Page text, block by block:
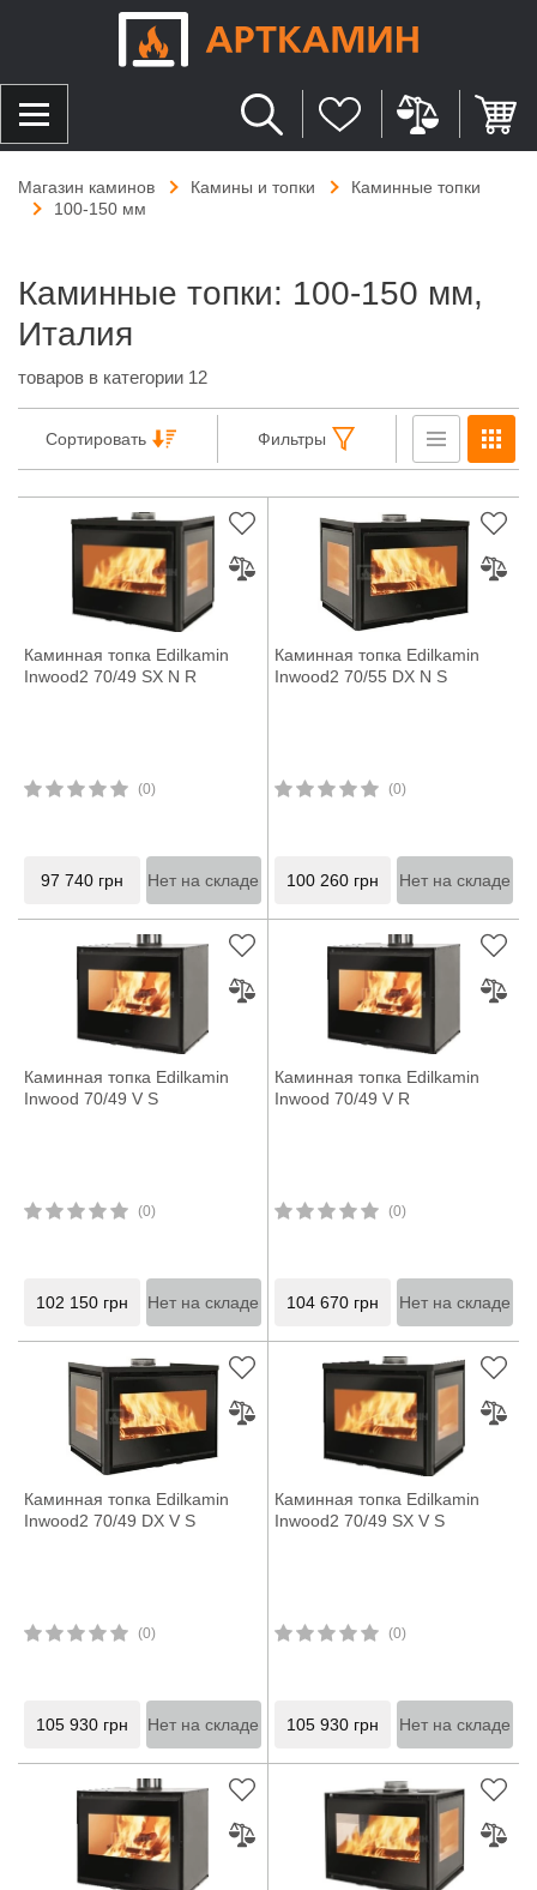
Магазин каминов Камины и топки
Каминные топки
100-150 мм
Каминные топки: 100-150 мм,
Италия
товаров в категории 12
Сортировать Фильтры
Каминная топка Edilkamin
Inwood2 70/49 SX N R
(0)
97 740 грн Нет на складе
Каминная топка Edilkamin
Inwood2 70/55 DX N S
(0)
100 260 грн Нет на складе
Каминная топка Edilkamin
Inwood 70/49 V S
(0)
102 150 грн Нет на складе
Каминная топка Edilkamin
Inwood 70/49 V R
(0)
104 670 грн Нет на складе
Каминная топка Edilkamin
Inwood2 70/49 DX V S
(0)
105 930 грн Нет на складе
Каминная топка Edilkamin
Inwood2 70/49 SX V S
(0)
105 930 грн Нет на складе